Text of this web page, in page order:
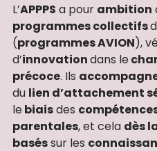
L’APPPS a pour ambition
programmes collectifs
(programmes AVION),
d’innovationdans le
précoce. Ils
du lien d’attachement
lebiaisdes
parentales, et cela dès
baséssur les